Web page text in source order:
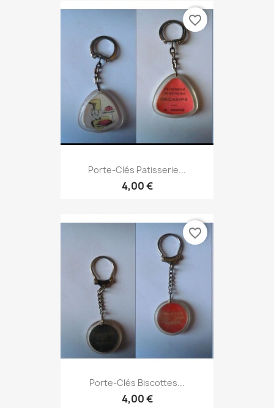
Porte-Clés Patisserie...
4,00 €
favorite_border
Porte-Clés Biscottes...
4,00 €
favorite_border